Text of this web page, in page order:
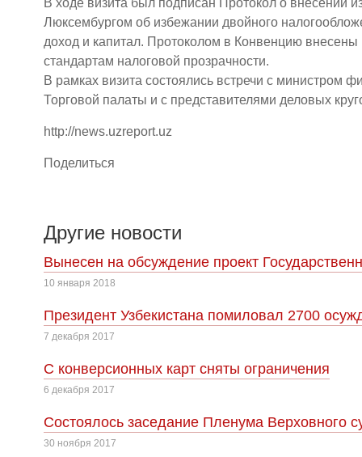
В ходе визита был подписан Протокол о внесении
Люксембургом об избежании двойного
доход и капитал. Протоколом в Конвенцию
стандартам налоговой прозрачности.
В рамках визита состоялись встречи с министром
Торговой палаты и с представителями деловых
http://news.uzreport.uz
Поделиться
Другие новости
Вынесен на обсуждение проект
10 января 2018
Президент Узбекистана помиловал 2700
7 декабря 2017
С конверсионных карт сняты ограничения
6 декабря 2017
Cостоялось заседание Пленума Верховного
30 ноября 2017